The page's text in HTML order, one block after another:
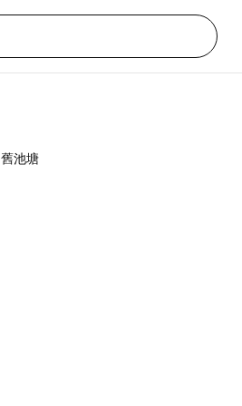
舊池塘